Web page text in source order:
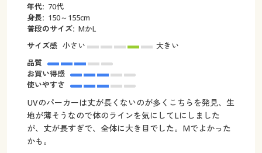
年代: 70代
身長: 150～155cm
普段のサイズ: MかL
サイズ感 小さい
大きい
品質
お買い得感
使いやすさ
UVのパーカーは丈が長くないのが多くこちらを発見、生
地が薄そうなので体のラインを気にしてLにしました
が、丈が長すぎで、全体に大き目でした。Mでよかった
かも。